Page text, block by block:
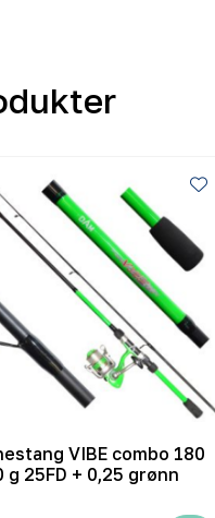
VIBE combo 180
g 25FD + 0,25 grønn